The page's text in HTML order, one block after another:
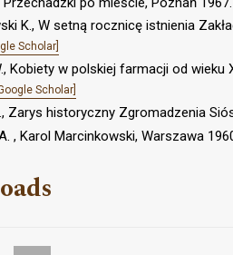
K., W setną rocznicę istnienia
Scholar]
Kobiety w polskiej farmacji od wieku
Scholar]
Zarys historyczny Zgromadzenia
, Karol Marcinkowski, Warszawa